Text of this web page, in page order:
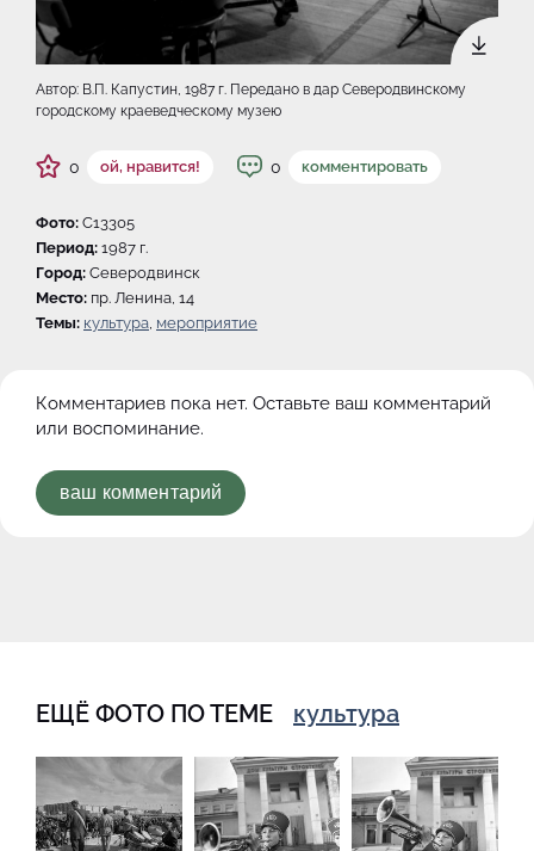
Автор: В.П. Капустин, 1987 г. Передано в дар Северодвинскому
городскому краеведческому музею
0 ой, нравится! 0 комментировать
Фото: C13305
Период: 1987 г.
Город: Северодвинск
Место: пр. Ленина, 14
Темы: культура, мероприятие
Комментариев пока нет. Оставьте ваш комментарий
или воспоминание.
ваш комментарий
ЕЩЁ ФОТО ПО ТЕМЕ культура